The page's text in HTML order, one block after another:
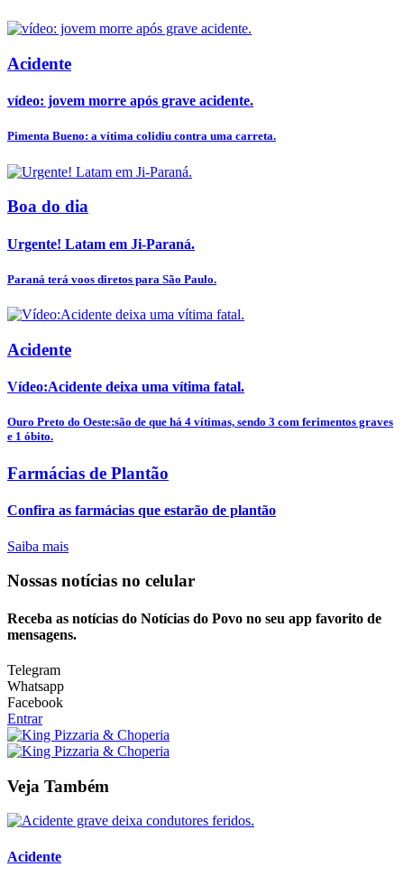
Acidente
vídeo: jovem morre após grave acidente.
Pimenta Bueno: a vítima colidiu contra uma carreta.
Boa do dia
Urgente! Latam em Ji-Paraná.
Paraná terá voos diretos para São Paulo.
Acidente
Vídeo:Acidente deixa uma vítima fatal.
Ouro Preto do Oeste:são de que há 4 vítimas, sendo 3 com ferimentos graves
e 1 óbito.
Farmácias de Plantão
Confira as farmácias que estarão de plantão
Saiba mais
Nossas notícias no celular
Receba as notícias do Notícias do Povo no seu app favorito de
mensagens.
Telegram
Whatsapp
Facebook
Entrar
Veja Também
Acidente